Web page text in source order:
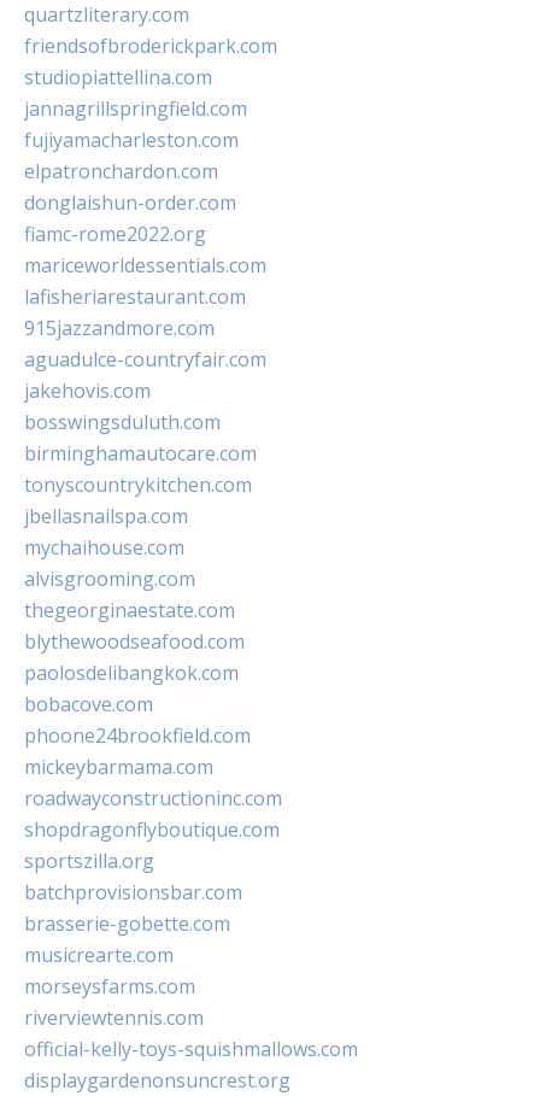
quartzliterary.com
friendsofbroderickpark.com
studiopiattellina.com
jannagrillspringfield.com
fujiyamacharleston.com
elpatronchardon.com
donglaishun-order.com
fiamc-rome2022.org
mariceworldessentials.com
lafisheriarestaurant.com
915jazzandmore.com
aguadulce-countryfair.com
jakehovis.com
bosswingsduluth.com
birminghamautocare.com
tonyscountrykitchen.com
jbellasnailspa.com
mychaihouse.com
alvisgrooming.com
thegeorginaestate.com
blythewoodseafood.com
paolosdelibangkok.com
bobacove.com
phoone24brookfield.com
mickeybarmama.com
roadwayconstructioninc.com
shopdragonflyboutique.com
sportszilla.org
batchprovisionsbar.com
brasserie-gobette.com
musicrearte.com
morseysfarms.com
riverviewtennis.com
official-kelly-toys-squishmallows.com
displaygardenonsuncrest.org